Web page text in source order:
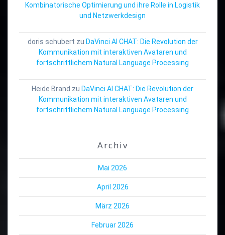
Kombinatorische Optimierung und ihre Rolle in Logistik
und Netzwerkdesign
doris schubert zu DaVinci AI CHAT: Die Revolution der
Kommunikation mit interaktiven Avataren und
fortschrittlichem Natural Language Processing
Heide Brand zu DaVinci AI CHAT: Die Revolution der
Kommunikation mit interaktiven Avataren und
fortschrittlichem Natural Language Processing
Archiv
Mai 2026
April 2026
März 2026
Februar 2026